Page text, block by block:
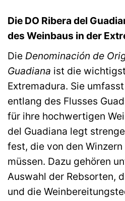
Die DO Ribera del
des Weinbaus in der
Die Denominación de
Guadiana ist die
Extremadura. Sie
entlang des Flusses
für ihre hochwertigen
del Guadiana legt
fest, die von den
müssen. Dazu gehören
Auswahl der Rebsorten,
und die